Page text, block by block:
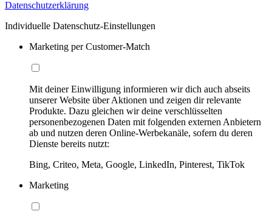
Datenschutzerklärung
Individuelle Datenschutz-Einstellungen
Marketing per Customer-Match
Mit deiner Einwilligung informieren wir dich auch abseits
unserer Website über Aktionen und zeigen dir relevante
Produkte. Dazu gleichen wir deine verschlüsselten
personenbezogenen Daten mit folgenden externen Anbietern
ab und nutzen deren Online-Werbekanäle, sofern du deren
Dienste bereits nutzt:
Bing, Criteo, Meta, Google, LinkedIn, Pinterest, TikTok
Marketing